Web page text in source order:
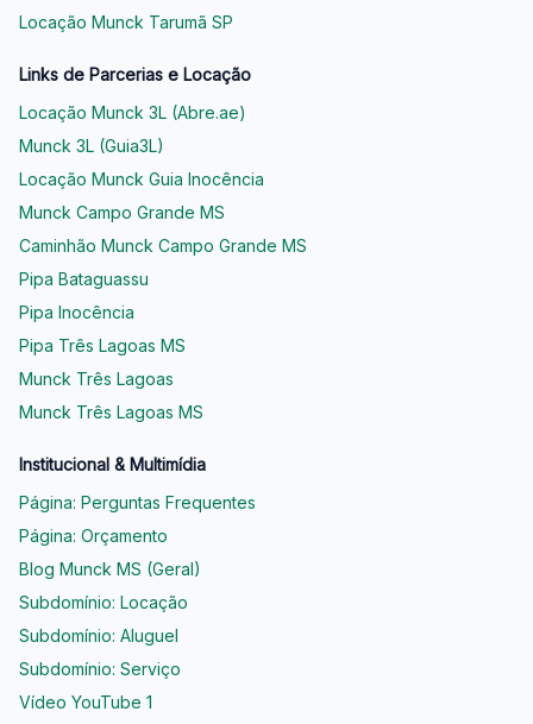
Locação Munck Tarumã SP
Links de Parcerias e Locação
Locação Munck 3L (Abre.ae)
Munck 3L (Guia3L)
Locação Munck Guia Inocência
Munck Campo Grande MS
Caminhão Munck Campo Grande MS
Pipa Bataguassu
Pipa Inocência
Pipa Três Lagoas MS
Munck Três Lagoas
Munck Três Lagoas MS
Institucional & Multimídia
Página: Perguntas Frequentes
Página: Orçamento
Blog Munck MS (Geral)
Subdomínio: Locação
Subdomínio: Aluguel
Subdomínio: Serviço
Vídeo YouTube 1